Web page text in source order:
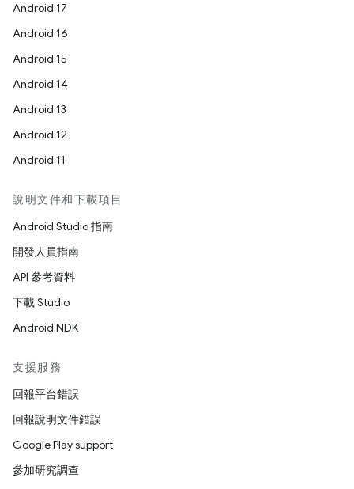
Android 17
Android 16
Android 15
Android 14
Android 13
Android 12
Android 11
說明文件和下載項目
Android Studio 指南
開發人員指南
API 參考資料
下載 Studio
Android NDK
支援服務
回報平台錯誤
回報說明文件錯誤
Google Play support
參加研究調查